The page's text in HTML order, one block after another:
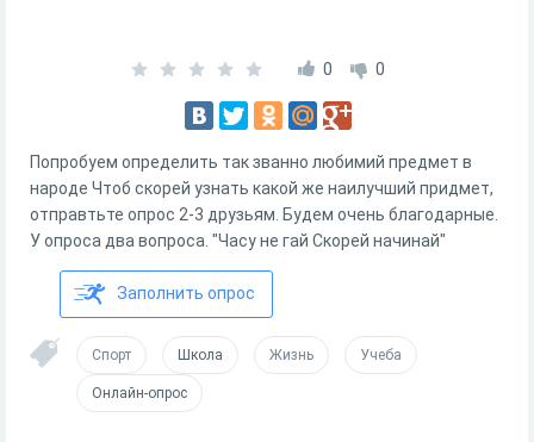
0 0
Попробуем определить так званно любимий предмет в
народе Чтоб скорей узнать какой же наилучший придмет,
отправтьте опрос 2-3 друзьям. Будем очень благодарные.
У опроса два вопроса. "Часу не гай Скорей начинай"
Заполнить опрос
Спорт Школа Жизнь Учеба
Онлайн-опрос